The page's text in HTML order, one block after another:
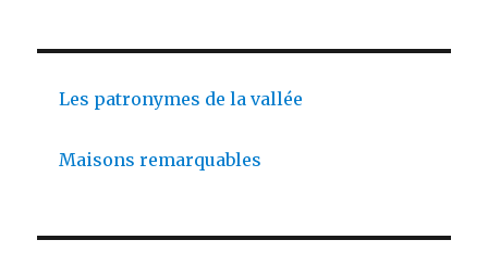
Les patronymes de la vallée
Maisons remarquables